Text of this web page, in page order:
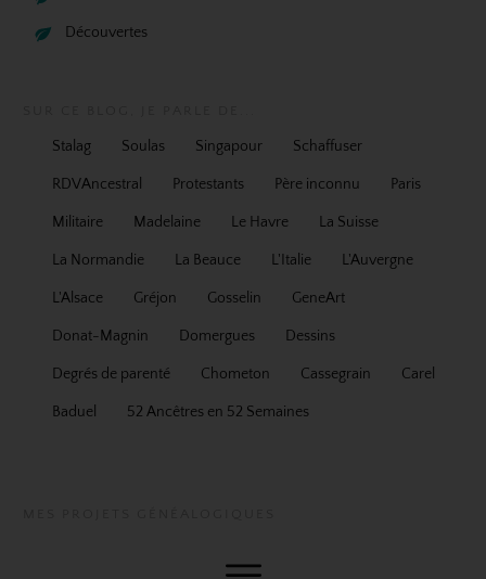
Découvertes
Stalag Soulas Singapour Schaffuser
RDVAncestral Protestants Père inconnu Paris
Militaire Madelaine Le Havre La Suisse
La Normandie La Beauce L'Italie L'Auvergne
L'Alsace Gréjon Gosselin GeneArt
Donat-Magnin Domergues Dessins
Degrés de parenté Chometon Cassegrain Carel
Baduel 52 Ancêtres en 52 Semaines